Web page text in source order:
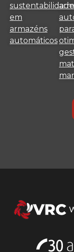
sustentabilidade
em
armazéns
automáticos